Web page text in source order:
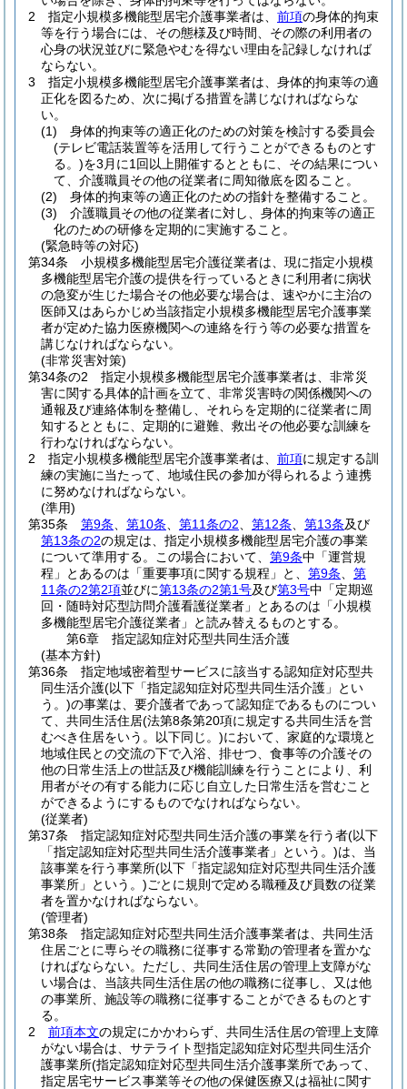
2
指定小規模多機能型居宅介護事業者は、 前項の身体的拘束
等を行う場合には、その態様及び時間、その際の利用者の
心身の状況並びに緊急やむを得ない理由を記録しなければ
ならない。
3
指定小規模多機能型居宅介護事業者は、身体的拘束等の適
正化を図るため、次に掲げる措置を講じなければならな
い。
(1)
身体的拘束等の適正化のための対策を検討する委員会
(テレビ電話装置等を活用して行うことができるものとす
る。)を3月に1回以上開催するとともに、その結果につい
て、介護職員その他の従業者に周知徹底を図ること。
(2)
身体的拘束等の適正化のための指針を整備すること。
(3)
介護職員その他の従業者に対し、身体的拘束等の適正
化のための研修を定期的に実施すること。
(緊急時等の対応)
第34条
小規模多機能型居宅介護従業者は、現に指定小規模
多機能型居宅介護の提供を行っているときに利用者に病状
の急変が生じた場合その他必要な場合は、速やかに主治の
医師又はあらかじめ当該指定小規模多機能型居宅介護事業
者が定めた協力医療機関への連絡を行う等の必要な措置を
講じなければならない。
(非常災害対策)
第34条の2
指定小規模多機能型居宅介護事業者は、非常災
害に関する具体的計画を立て、非常災害時の関係機関への
通報及び連絡体制を整備し、それらを定期的に従業者に周
知するとともに、定期的に避難、救出その他必要な訓練を
行わなければならない。
2
指定小規模多機能型居宅介護事業者は、 前項に規定する訓
練の実施に当たって、地域住民の参加が得られるよう連携
に努めなければならない。
(準用)
第35条
第9条 第10条 第11条の2 第12条 第13条及び
第13条の2の規定は、指定小規模多機能型居宅介護の事業
について準用する。
この場合において、 第9条中「運営規
程」とあるのは「重要事項に関する規程」と、 第9条
第
11条の2第2項並びに第13条の2第1号及び第3号中「定期巡
回・随時対応型訪問介護看護従業者」とあるのは「小規模
多機能型居宅介護従業者」と読み替えるものとする。
第6章
指定認知症対応型共同生活介護
(基本方針)
第36条
指定地域密着型サービスに該当する認知症対応型共
同生活介護(以下「指定認知症対応型共同生活介護」とい
う。)の事業は、要介護者であって認知症であるものについ
て、共同生活住居(法第8条第20項に規定する共同生活を営
むべき住居をいう。以下同じ。)において、家庭的な環境と
地域住民との交流の下で入浴、排せつ、食事等の介護その
他の日常生活上の世話及び機能訓練を行うことにより、利
用者がその有する能力に応じ自立した日常生活を営むこと
ができるようにするものでなければならない。
(従業者)
第37条
指定認知症対応型共同生活介護の事業を行う者(以下
「指定認知症対応型共同生活介護事業者」という。)は、当
該事業を行う事業所(以下「指定認知症対応型共同生活介護
事業所」という。)ごとに規則で定める職種及び員数の従業
者を置かなければならない。
(管理者)
第38条
指定認知症対応型共同生活介護事業者は、共同生活
住居ごとに専らその職務に従事する常勤の管理者を置かな
ければならない。 ただし、共同生活住居の管理上支障がな
い場合は、当該共同生活住居の他の職務に従事し、又は他
の事業所、施設等の職務に従事することができるものとす
る。
2
前項本文の規定にかかわらず、共同生活住居の管理上支障
がない場合は、サテライト型指定認知症対応型共同生活介
護事業所(指定認知症対応型共同生活介護事業所であって、
指定居宅サービス事業等その他の保健医療又は福祉に関す